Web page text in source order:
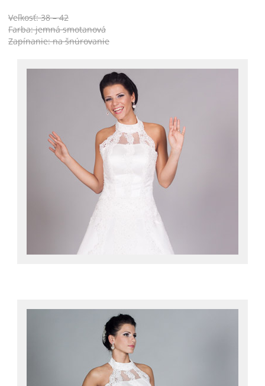
Veľkosť: 38 – 42
Farba: jemná smotanová
Zapínanie: na šnúrovanie